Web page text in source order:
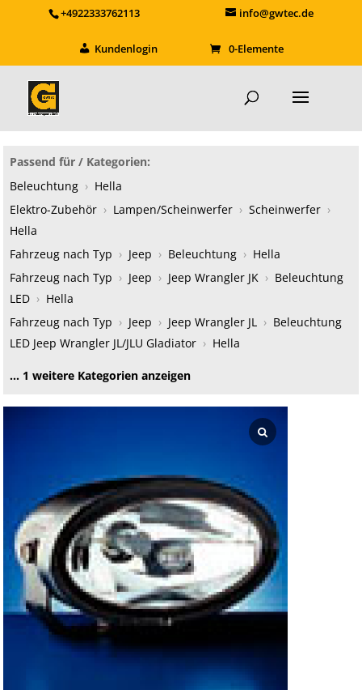
+4922333762113 info@gwtec.de
Kundenlogin 0-Elemente
Passend für / Kategorien:
Beleuchtung › Hella
Elektro-Zubehör › Lampen/Scheinwerfer › Scheinwerfer ›
Hella
Fahrzeug nach Typ › Jeep › Beleuchtung › Hella
Fahrzeug nach Typ › Jeep › Jeep Wrangler JK › Beleuchtung
LED › Hella
Fahrzeug nach Typ › Jeep › Jeep Wrangler JL › Beleuchtung
LED Jeep Wrangler JL/JLU Gladiator › Hella
… 1 weitere Kategorien anzeigen